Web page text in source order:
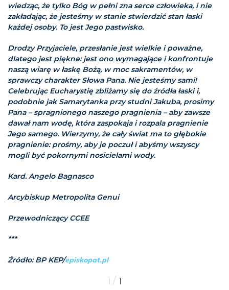
wiedząc, że tylko Bóg w pełni zna serce człowieka, i nie
zakładając, że jesteśmy w stanie stwierdzić stan łaski
każdej osoby. To jest Jego pastwisko.
Drodzy Przyjaciele, przesłanie jest wielkie i poważne,
dlatego jest piękne: jest ono wymagające i konfrontuje
naszą wiarę w łaskę Bożą, w moc sakramentów, w
sprawczy charakter Słowa Pana. Nie jesteśmy sami!
Celebrując Eucharystię zbliżamy się do źródła łaski i,
podobnie jak Samarytanka przy studni Jakuba, prosimy
Pana – spragnionego naszego pragnienia – aby zawsze
dawał nam wodę, która zaspokaja i rozpala pragnienie
Jego samego. Wierzymy, że cały świat ma to głębokie
pragnienie: prośmy, aby je poczuł i abyśmy wszyscy
mogli być pokornymi nosicielami wody.
Kard. Angelo Bagnasco
Arcybiskup Metropolita Genui
Przewodniczący CCEE
***
Źródło: BP KEP/episkopat.pl
1 / 1